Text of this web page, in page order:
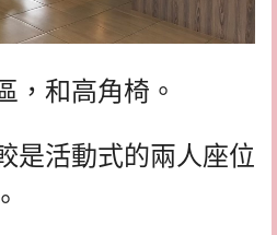
，和高角椅。
是活動式的兩人座位